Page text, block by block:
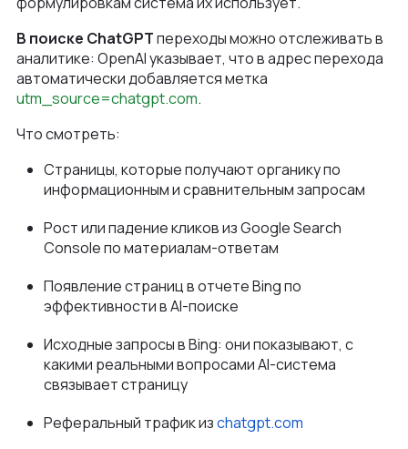
В поиске ChatGPTпереходы можно отслеживать в
аналитике: OpenAI указывает, что в адрес перехода
автоматически добавляется метка
utm_source=chatgpt.com.
Что смотреть:
Страницы, которые получают органику по
информационным и сравнительным запросам
Рост или падение кликов из Google Search
Console по материалам-ответам
Появление страниц в отчете Bing по
эффективности в AI-поиске
Исходные запросы в Bing: они показывают, с
какими реальными вопросами AI-система
связывает страницу
Реферальный трафик изchatgpt.com